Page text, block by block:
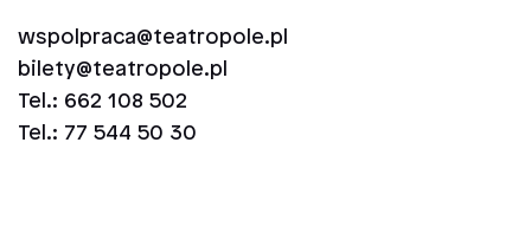
wspolpraca@teatropole.pl
bilety@teatropole.pl
Tel.: 662 108 502
Tel.: 77 544 50 30